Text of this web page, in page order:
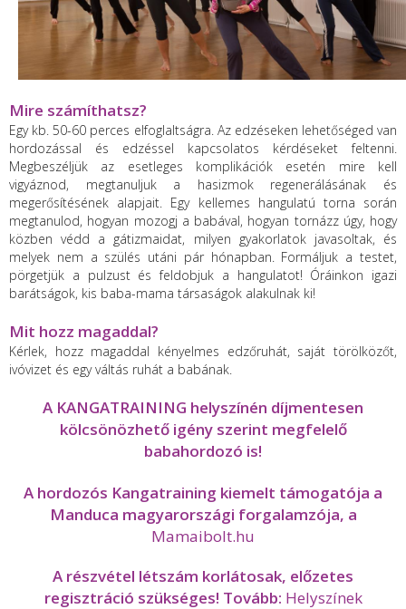
Mire számíthatsz?
Egy kb. 50-60 perces elfoglaltságra. Az edzéseken lehetőséged van
hordozással és edzéssel kapcsolatos kérdéseket feltenni.
Megbeszéljük az esetleges komplikációk esetén mire kell
vigyáznod, megtanuljuk a hasizmok regenerálásának és
megerősítésének alapjait. Egy kellemes hangulatú torna során
megtanulod, hogyan mozogj a babával, hogyan tornázz úgy, hogy
közben védd a gátizmaidat, milyen gyakorlatok javasoltak, és
melyek nem a szülés utáni pár hónapban. Formáljuk a testet,
pörgetjük a pulzust és feldobjuk a hangulatot! Óráinkon igazi
barátságok, kis baba-mama társaságok alakulnak ki!
Mit hozz magaddal?
Kérlek, hozz magaddal kényelmes edzőruhát, saját törölközőt,
ivóvizet és egy váltás ruhát a babának.
A KANGATRAINING helyszínén díjmentesen
kölcsönözhető igény szerint megfelelő
babahordozó is!
A hordozós Kangatraining kiemelt támogatója a
Manduca magyarországi forgalamzója, a
Mamaibolt.hu
A részvétel létszám korlátosak, előzetes
regisztráció szükséges! Tovább: Helyszínek